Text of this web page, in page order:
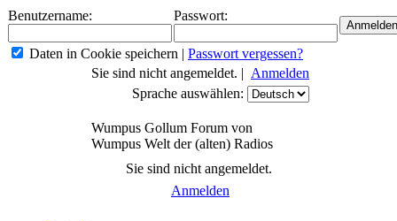
Benutzername: Passwort:
Daten in Cookie speichern | Passwort vergessen?
Sie sind nicht angemeldet. | Anmelden
Sprache auswählen:
Wumpus Gollum Forum von
Wumpus Welt der (alten) Radios
Sie sind nicht angemeldet.
Anmelden